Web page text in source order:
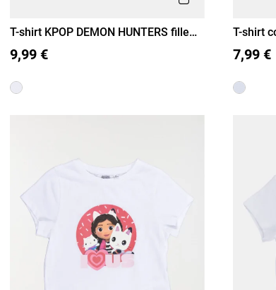
6 A
T-shirt KPOP DEMON HUNTERS fille
9,99 € 3 A
T-shirt
7,99 €